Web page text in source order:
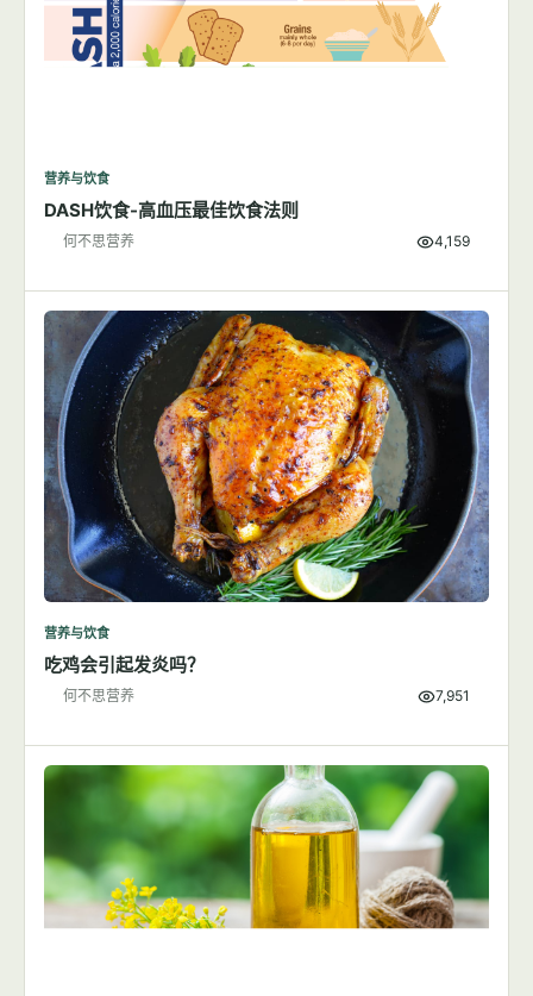
营养与饮食
DASH饮食-高血压最佳饮食法则
何不思营养 4,159
营养与饮食
吃鸡会引起发炎吗？
何不思营养 7,951